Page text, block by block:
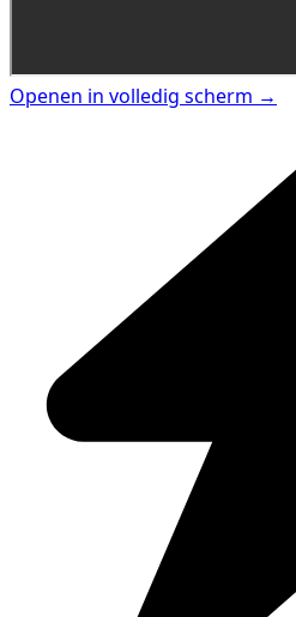
Openen in volledig scherm →